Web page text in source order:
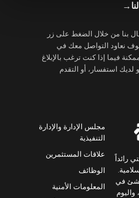
→
بنا من خلال الضغط على زر
نعاود التواصل معك في
فيما إذا كنت ترغب بالإبلاغ
استفسار، أو التقدم
رائداً
في
دولة الكويت عام 1977، واليوم
مجلس الإدارة والإدارة
التنفيذية
علاقات المستثمرين
الوظائف
المعلومات الأمنية